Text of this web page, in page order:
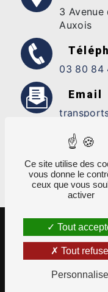
3 Avenue
Auxois
03 80 84
Email
-
Mentions légales
Ce site utilise des
vous donne le
ceux que vous
activer
Tout
Tout